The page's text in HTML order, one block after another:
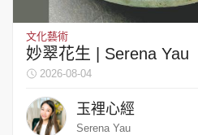
文化藝術
妙翠花生 | Serena Yau
2026-08-04
玉裡心經
Serena Yau